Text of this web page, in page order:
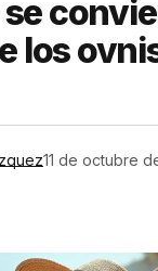
los
11 de octubre